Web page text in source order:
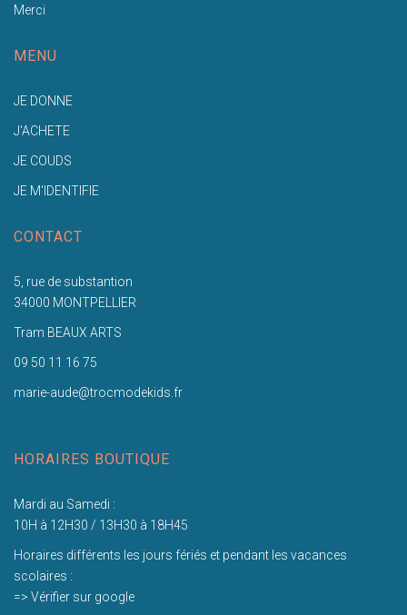
Merci
MENU
JE DONNE
J'ACHETE
JE COUDS
JE M'IDENTIFIE
CONTACT
5, rue de substantion
34000 MONTPELLIER
Tram BEAUX ARTS
09 50 11 16 75
marie-aude@trocmodekids.fr
HORAIRES BOUTIQUE
Mardi au Samedi :
10H à 12H30 / 13H30 à 18H45
Horaires différents les jours fériés et pendant les vacances
scolaires :
=> Vérifier sur google